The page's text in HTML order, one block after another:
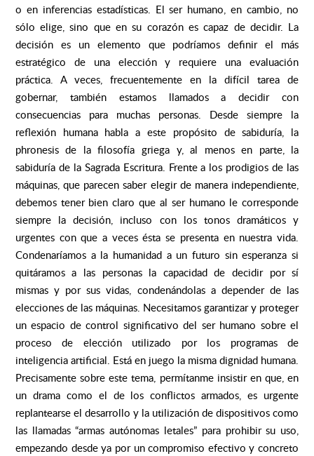
o en inferencias estadísticas. El ser humano, en cambio, no
sólo elige, sino que en su corazón es capaz de decidir. La
decisión es un elemento que podríamos definir el más
estratégico de una elección y requiere una evaluación
práctica. A veces, frecuentemente en la difícil tarea de
gobernar, también estamos llamados a decidir con
consecuencias para muchas personas. Desde siempre la
reflexión humana habla a este propósito de sabiduría, la
phronesis de la filosofía griega y, al menos en parte, la
sabiduría de la Sagrada Escritura. Frente a los prodigios de las
máquinas, que parecen saber elegir de manera independiente,
debemos tener bien claro que al ser humano le corresponde
siempre la decisión, incluso con los tonos dramáticos y
urgentes con que a veces ésta se presenta en nuestra vida.
Condenaríamos a la humanidad a un futuro sin esperanza si
quitáramos a las personas la capacidad de decidir por sí
mismas y por sus vidas, condenándolas a depender de las
elecciones de las máquinas. Necesitamos garantizar y proteger
un espacio de control significativo del ser humano sobre el
proceso de elección utilizado por los programas de
inteligencia artificial. Está en juego la misma dignidad humana.
Precisamente sobre este tema, permítanme insistir en que, en
un drama como el de los conflictos armados, es urgente
replantearse el desarrollo y la utilización de dispositivos como
las llamadas “armas autónomas letales” para prohibir su uso,
empezando desde ya por un compromiso efectivo y concreto